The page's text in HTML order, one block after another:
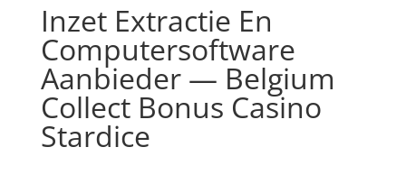
Inzet Extractie En
Computersoftware
Aanbieder — Belgium
Collect Bonus Casino
Stardice